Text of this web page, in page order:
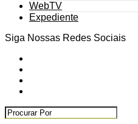
WebTV
Expediente
Siga Nossas Redes Sociais